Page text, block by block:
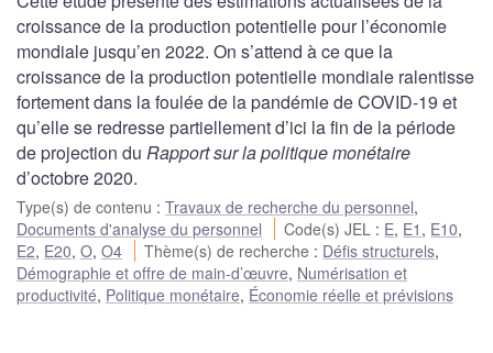
croissance de la production potentielle pour l’économie
mondiale jusqu’en 2022. On s’attend à ce que la
croissance de la production potentielle mondiale ralentisse
fortement dans la foulée de la pandémie de COVID-19 et
qu’elle se redresse partiellement d’ici la fin de la période
de projection du Rapport sur la politique monétaire
d’octobre 2020.
Type(s) de contenu : Travaux de recherche du personnel,
Documents d'analyse du personnel
Code(s) JEL : E, E1 , E10,
E2, E20, O, O4 Thème(s) de recherche : Défis structurels,
Démographie et offre de main-d’œuvre, Numérisation et
productivité, Politique monétaire, Économie réelle et prévisions